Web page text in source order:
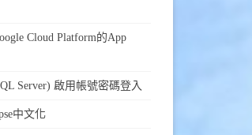
Cloud Platform的App
Server) 啟用帳號密碼登入
中文化